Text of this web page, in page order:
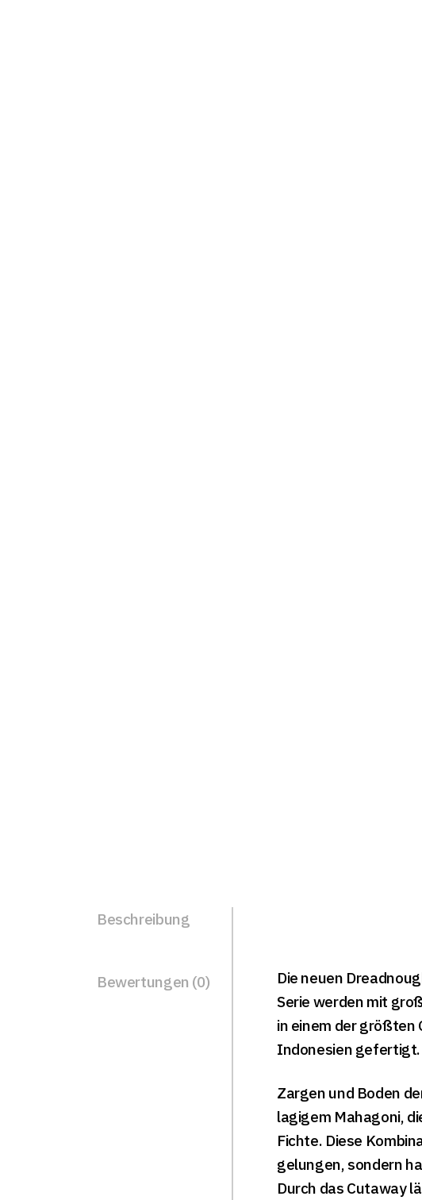
Beschreibung
Bewertungen (0)
Die neuen
Serie werden mit
in einem der größten
Indonesien gefertigt.
Zargen und Boden
lagigem Mahagoni,
Fichte. Diese
gelungen, sondern
Durch das Cutaway